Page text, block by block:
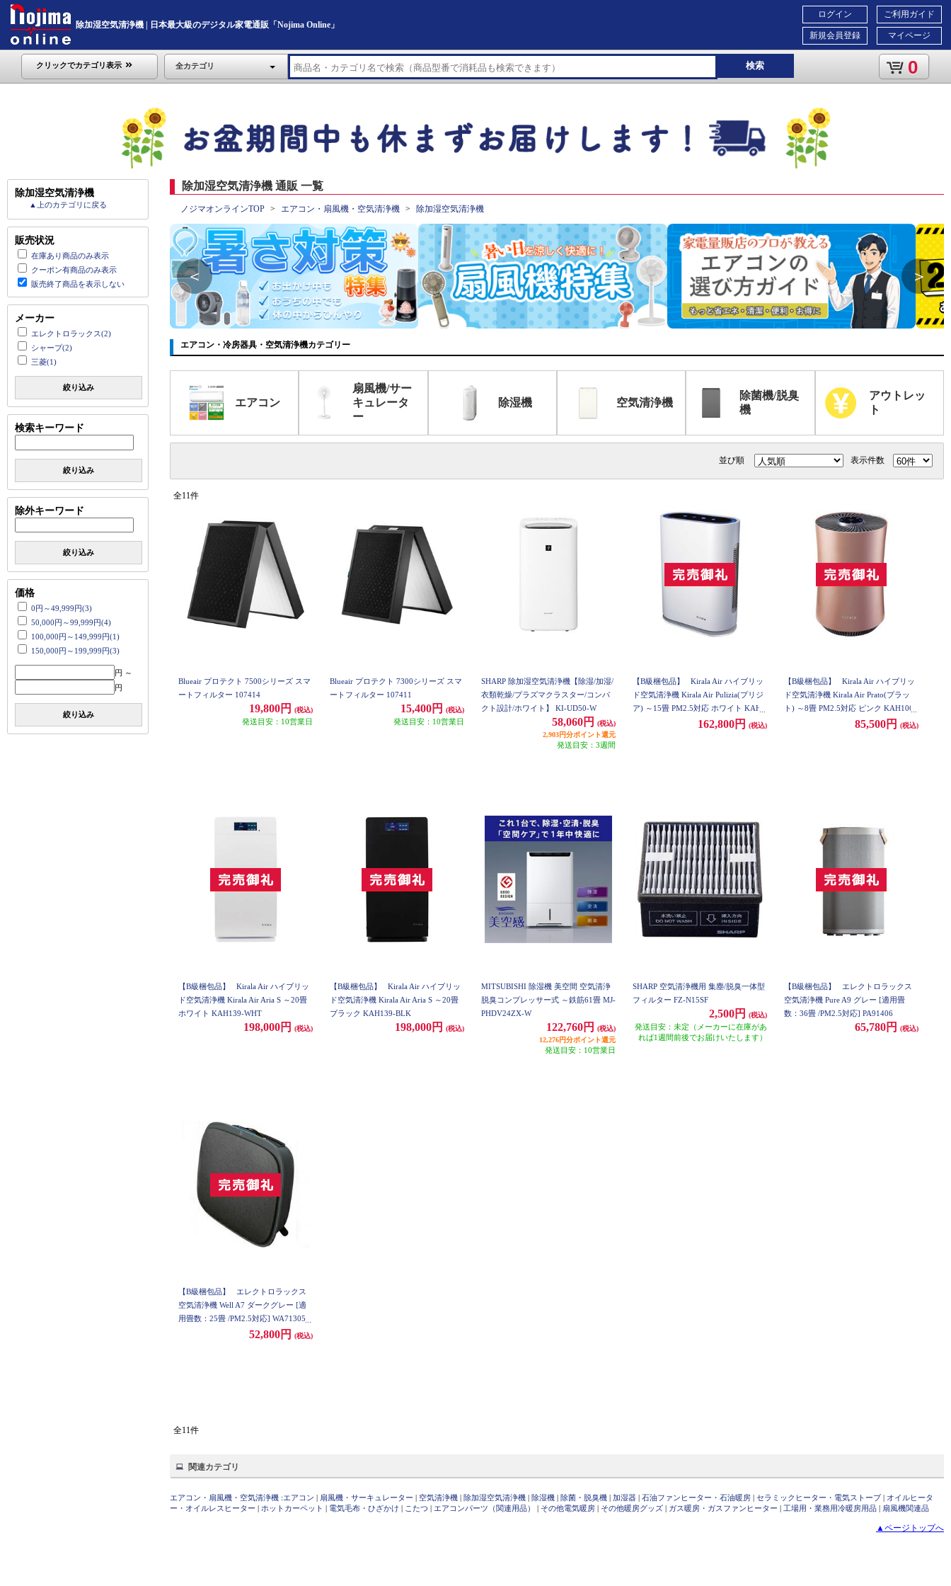
除加湿空気清浄機 | 日本最大級のデジタル家電通販「Nojima Online」
ご利用ガイド
マイページ
ログイン
新規会員登録
クリックでカテゴリ表示 全カテゴリ 検索 0
除加湿空気清浄機
▲上のカテゴリに戻る
販売状況
在庫あり商品のみ表示
クーポン有商品のみ表示
販売終了商品を表示しない
メーカー
エレクトロラックス(2)
シャープ(2)
三菱(1)
絞り込み
検索キーワード
絞り込み
除外キーワード
絞り込み
価格
0円～49,999円(3)
50,000円～99,999円(4)
100,000円～149,999円(1)
150,000円～199,999円(3)
円 ～
円
絞り込み
除加湿空気清浄機 通販 一覧
ノジマオンラインTOP エアコン・扇風機・空気清浄機 除加湿空気清浄機
＜ ＞
エアコン・冷房器具・空気清浄機カテゴリー
エアコン
扇風機/サー
キュレータ
ー
除湿機 空気清浄機
除菌機/脱臭
機
アウトレッ
ト
並び順 表示件数
全11件
Blueair プロテクト 7500シリーズ スマ
ートフィルター 107414
19,800円 (税込)
発送目安：10営業日
Blueair プロテクト 7300シリーズ スマ
ートフィルター 107411
15,400円 (税込)
発送目安：10営業日
SHARP 除加湿空気清浄機【除湿/加湿/
衣類乾燥/プラズマクラスター/コンパ
クト設計/ホワイト】 KI-UD50-W
58,060円
(税込)
2,903円分ポイント還元
発送目安：3週間
【B級梱包品】
Kirala Air ハイブリッ
ド空気清浄機 Kirala Air Pulizia(プリジ
ア) ～15畳 PM2.5対応 ホワイト KAH1
162,800円 (税込)
【B級梱包品】
Kirala Air ハイブリッ
ド空気清浄機 Kirala Air Prato(プラッ
ト) ～8畳 PM2.5対応 ピンク KAH106-
85,500円 (税込)
【B級梱包品】
Kirala Air ハイブリッ
ド空気清浄機 Kirala Air Aria S ～20畳
ホワイト KAH139-WHT
198,000円 (税込)
【B級梱包品】
Kirala Air ハイブリッ
ド空気清浄機 Kirala Air Aria S ～20畳
ブラック KAH139-BLK
198,000円 (税込)
MITSUBISHI 除湿機 美空間 空気清浄
脱臭コンプレッサー式 ～鉄筋61畳 MJ-
PHDV24ZX-W
122,760円
(税込)
12,276円分ポイント還元
発送目安：10営業日
SHARP 空気清浄機用 集塵/脱臭一体型
フィルター FZ-N15SF
2,500円 (税込)
発送目安：未定（メーカーに在庫があ
れば1週間前後でお届けいたします）
【B級梱包品】
エレクトロラックス
空気清浄機 Pure A9 グレー [適用畳
数：36畳 /PM2.5対応] PA91406
65,780円 (税込)
【B級梱包品】
エレクトロラックス
空気清浄機 Well A7 ダークグレー [適
用畳数：25畳 /PM2.5対応] WA71305D
52,800円 (税込)
全11件
関連カテゴリ
エアコン・扇風機・空気清浄機 :エアコン 扇風機・サーキュレーター 空気清浄機 除加湿空気清浄機 除湿機 除菌・脱臭機 加湿器 石油ファンヒーター・石油暖房 セラミックヒーター・電気ストーブ
オイルヒータ
ー・オイルレスヒーター
ホットカーペット 電気毛布・ひざかけ こたつ エアコンパーツ（関連用品） その他電気暖房 その他暖房グッズ ガス暖房・ガスファンヒーター 工場用・業務用冷暖房用品 扇風機関連品
▲ページトップへ